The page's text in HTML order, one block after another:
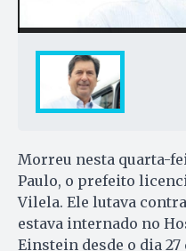
Morreu nesta quarta-
Paulo, o prefeito
Vilela. Ele lutava
estava internado no
Einstein desde o dia 27